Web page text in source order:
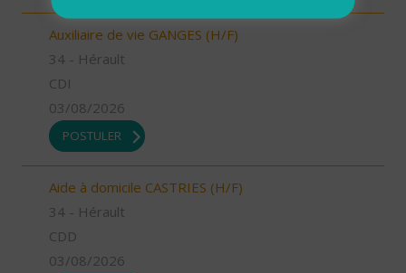
Auxiliaire de vie GANGES (H/F)
34 - Hérault
CDI
03/08/2026
POSTULER
Aide à domicile CASTRIES (H/F)
34 - Hérault
CDD
03/08/2026